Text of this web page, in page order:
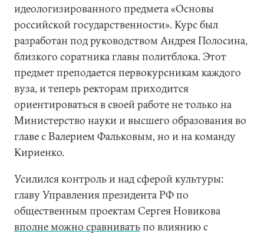
идеологизированного предмета «Основы
российской государственности». Курс был
разработан под руководством Андрея Полосина,
близкого соратника главы политблока. Этот
предмет преподается первокурсникам каждого
вуза, и теперь ректорам приходится
ориентироваться в своей работе не только на
Министерство науки и высшего образования во
главе с Валерием Фальковым, но и на команду
Кириенко.
Усилился контроль и над сферой культуры:
главу Управления президента РФ по
общественным проектам Сергея Новикова
вполне можно сравниватьпо влиянию с